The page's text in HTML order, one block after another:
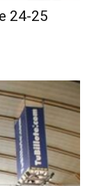
24-25